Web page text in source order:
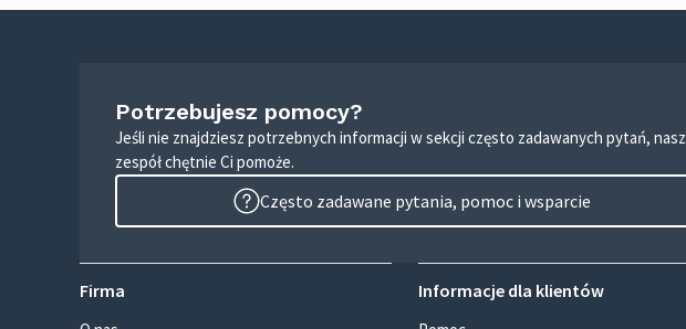
Potrzebujesz pomocy?
Jeśli nie znajdziesz potrzebnych informacji w sekcji często zadawanych pytań, nasz
zespół chętnie Ci pomoże.
Często zadawane pytania, pomoc i wsparcie
Firma Informacje dla klientów